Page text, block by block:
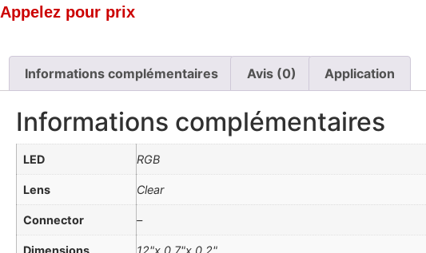
Appelez pour prix
Informations complémentaires Avis (0) Application
Informations complémentaires
LED RGB
Lens Clear
Connector –
Dimensions 12"x 0.7"x 0.2"